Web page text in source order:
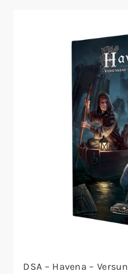
DSA – Havena –